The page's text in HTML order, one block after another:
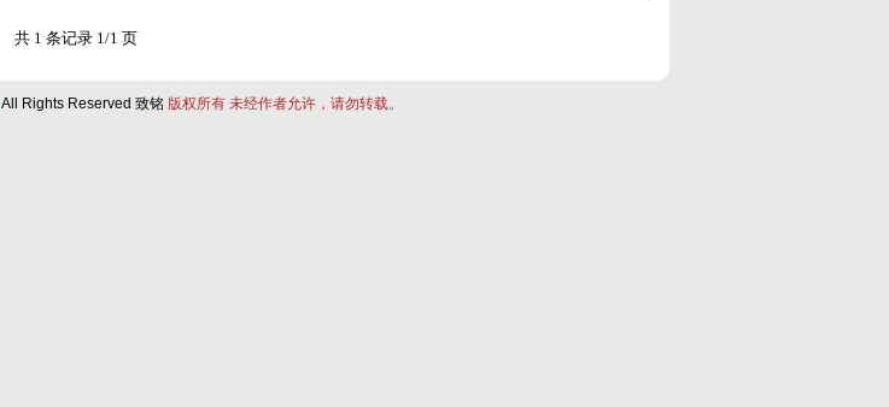
共 1 条记录 1/1 页
All Rights Reserved 致铭 版权所有 未经作者允许，请勿转载。